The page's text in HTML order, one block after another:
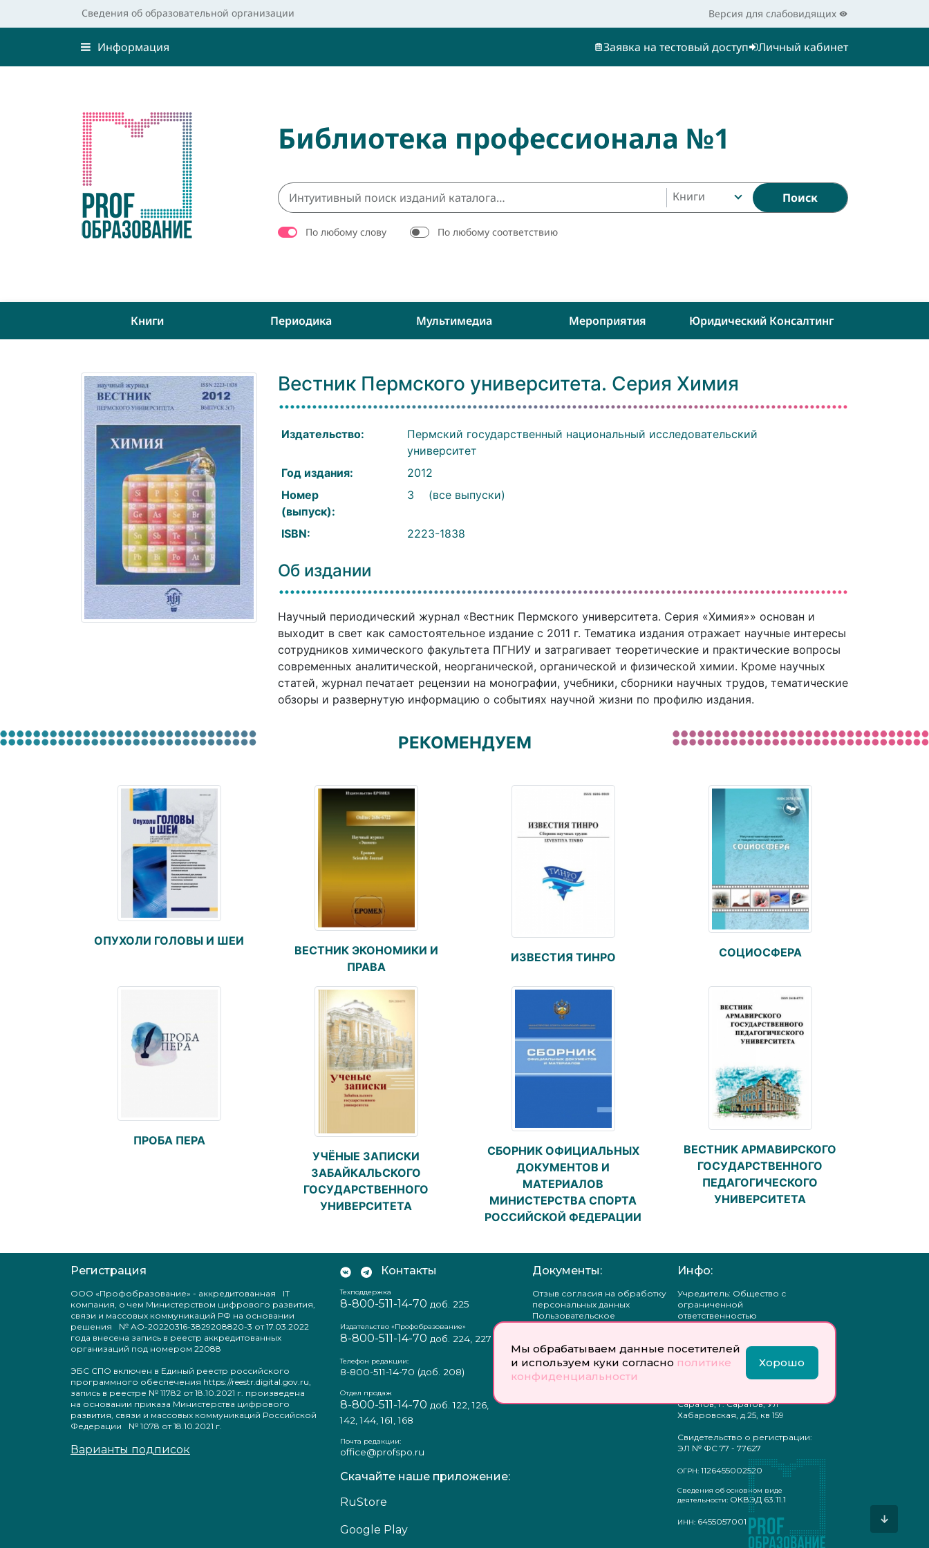
Мы обрабатываем данные посетителей
и используем куки согласно политике
конфиденциальности
Хорошо
Сведения об образовательной организации Версия для слабовидящих
Информация Заявка на тестовый доступ Личный кабинет
Библиотека профессионала №1
Книги Поиск
По любому слову По любому соответствию
Книги Периодика Мультимедиа Мероприятия Юридический Консалтинг
Вестник Пермского университета. Серия Химия
Издательство:
Пермский государственный национальный исследовательский
университет
Год издания:
2012
Номер
(выпуск):
3 (все выпуски)
ISBN: 2223-1838
Об издании
Научный периодический журнал «Вестник Пермского университета. Серия «Химия»» основан и
выходит в свет как самостоятельное издание с 2011 г. Тематика издания отражает научные интересы
сотрудников химического факультета ПГНИУ и затрагивает теоретические и практические вопросы
современных аналитической, неорганической, органической и физической химии. Кроме научных
статей, журнал печатает рецензии на монографии, учебники, сборники научных трудов, тематические
обзоры и развернутую информацию о событиях научной жизни по профилю издания.
РЕКОМЕНДУЕМ
ОПУХОЛИ ГОЛОВЫ И ШЕИ
ВЕСТНИК ЭКОНОМИКИ И
ПРАВА
ИЗВЕСТИЯ ТИНРО СОЦИОСФЕРА
ПРОБА ПЕРА
УЧЁНЫЕ ЗАПИСКИ
ЗАБАЙКАЛЬСКОГО
ГОСУДАРСТВЕННОГО
УНИВЕРСИТЕТА
СБОРНИК ОФИЦИАЛЬНЫХ
ДОКУМЕНТОВ И
МАТЕРИАЛОВ
МИНИСТЕРСТВА СПОРТА
РОССИЙСКОЙ ФЕДЕРАЦИИ
ВЕСТНИК АРМАВИРСКОГО
ГОСУДАРСТВЕННОГО
ПЕДАГОГИЧЕСКОГО
УНИВЕРСИТЕТА
Регистрация
ООО «Профобразование» - аккредитованная IT
компания, о чем Министерством цифрового развития,
связи и массовых коммуникаций РФ на основании
решения № АО-20220316-3829208820-3 от 17.03.2022
года внесена запись в реестр аккредитованных
организаций под номером 22088
ЭБС СПО включен в Единый реестр российского
программного обеспечения https://reestr.digital.gov.ru,
запись в реестре № 11782 от 18.10.2021 г. произведена
на основании приказа Министерства цифрового
развития, связи и массовых коммуникаций Российской
Федерации № 1078 от 18.10.2021 г.
Варианты подписок
Контакты
Техподдержка
8-800-511-14-70 доб. 225
Издательство «Профобразование»
8-800-511-14-70 доб. 224, 227
Телефон редакции:
8-800-511-14-70 (доб. 208)
Отдел продаж
8-800-511-14-70 доб. 122, 126,
142, 144, 161, 168
Почта редакции:
office@profspo.ru
Скачайте наше приложение:
RuStore
Google Play
Документы:
Отзыв согласия на обработку
персональных данных
Пользовательское
конфиденциальности
Положение о защите
персональных данных
Согласие на обработку
Инфо:
Учредитель: Общество с
ограниченной
ответственностью
Главный редактор: Богатырева
Е. А.
Юр. адрес: 410033,
Саратов, г. Саратов, Ул
Хабаровская, д.25, кв 159
Свидетельство о регистрации:
ЭЛ № ФС 77 - 77627
ОГРН: 1126455002520
Сведения об основном виде
деятельности: ОКВЭД 63.11.1
ИНН: 6455057001 ↓